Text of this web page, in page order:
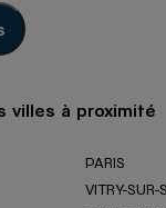
villes à proximité
PARIS
VITRY-SUR-